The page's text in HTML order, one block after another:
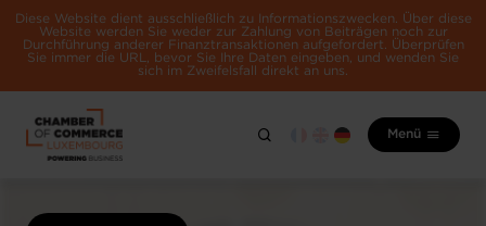
Diese Website dient ausschließlich zu Informationszwecken. Über diese
Website werden Sie weder zur Zahlung von Beiträgen noch zur
Durchführung anderer Finanztransaktionen aufgefordert. Überprüfen
Sie immer die URL, bevor Sie Ihre Daten eingeben, und wenden Sie
sich im Zweifelsfall direkt an uns.
Menü